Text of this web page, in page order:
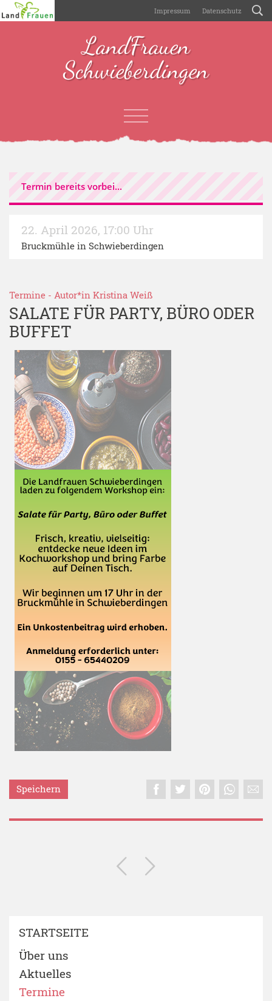
Impressum Datenschutz
LandFrauen
Schwieberdingen
Termin bereits vorbei...
22. April 2026, 17:00 Uhr
Bruckmühle in Schwieberdingen
Termine - Autor*in Kristina Weiß
SALATE FÜR PARTY, BÜRO ODER
BUFFET
Speichern
STARTSEITE
Über uns
Aktuelles
Termine